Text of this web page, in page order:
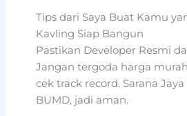
Tips dari Saya Buat Kamu
Kavling Siap Bangun
Pastikan Developer Resmi
Jangan tergoda harga
cek track record. Sarana
BUMD, jadi aman.